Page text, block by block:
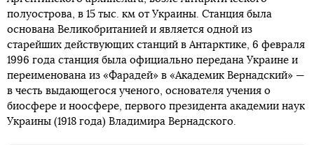
полуострова, в 15 тыс. км от Украины. Станция была
основана Великобританией и является одной из
старейших действующих станций в Антарктике, 6 февраля
1996 года станция была официально передана Украине и
переименована из «Фарадей» в «Академик Вернадский» —
в честь выдающегося ученого, основателя учения о
биосфере и ноосфере, первого президента академии наук
Украины (1918 года) Владимира Вернадского.